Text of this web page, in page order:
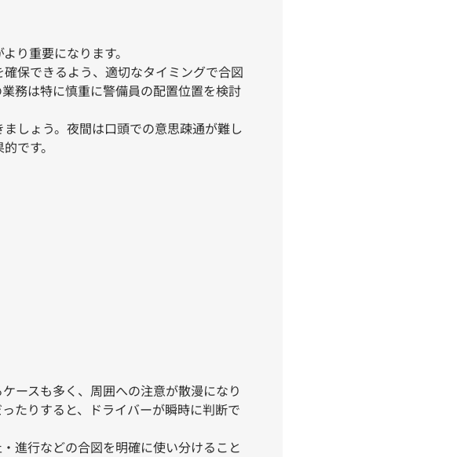
り重要になります。
保できるよう、適切なタイミングで合図
務は特に慎重に警備員の配置位置を検討
しょう。夜間は口頭での意思疎通が難し
です。
ースも多く、周囲への注意が散漫になり
たりすると、ドライバーが瞬時に判断で
進行などの合図を明確に使い分けること